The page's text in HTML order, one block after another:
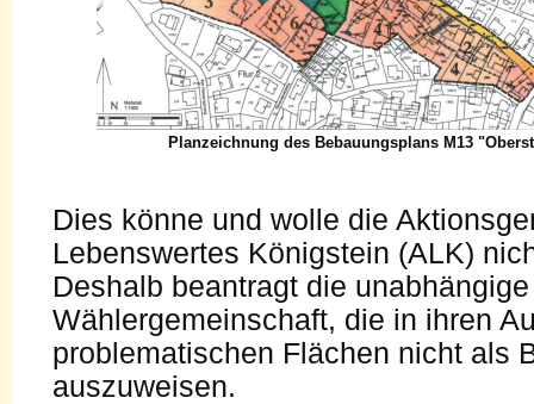
Planzeichnung des Bebauungsplans M13
Dies könne und wolle die
Lebenswertes Königstein (ALK)
Deshalb beantragt die unabhängige
Wählergemeinschaft, die in ihren
problematischen Flächen nicht als
auszuweisen.